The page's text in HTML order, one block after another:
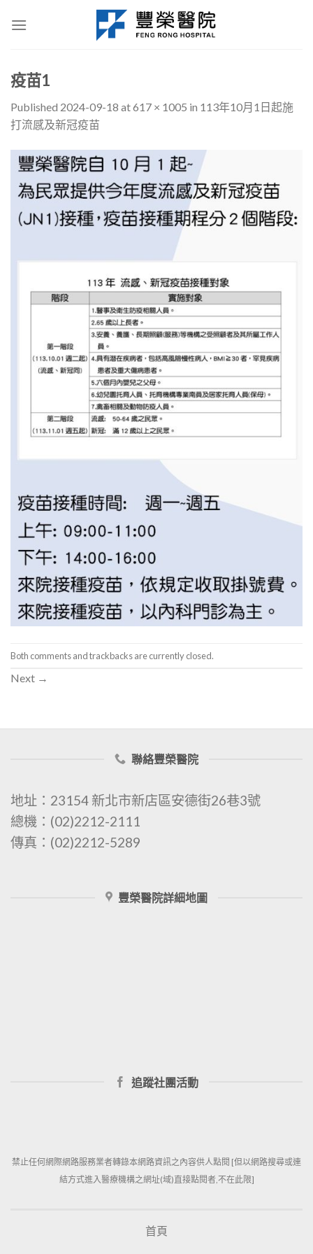
疫苗1
Published 2024-09-18 at617 × 1005 in 113年10月1日起施
打流感及新冠疫苗
Both comments and trackbacks are currently closed.
Next →
聯絡豐榮醫院
地址：23154 新北市新店區安德街26巷3號
總機：(02)2212-2111
傳真：(02)2212-5289
豐榮醫院詳細地圖
追蹤社團活動
禁止任何網際網路服務業者轉錄本網路資訊之內容供人點閱 [但以網路搜尋或連
結方式進入醫療機構之網址(域)直接點閱者,不在此限]
首頁